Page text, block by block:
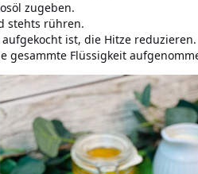
zugeben.
stehts rühren.
ist, die Hitze reduzieren.
gesammte Flüssigkeit